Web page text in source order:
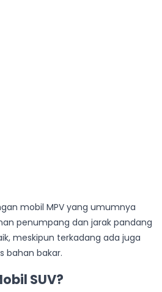
mobil MPV yang umumnya
penumpang dan jarak pandang
meskipun terkadang ada juga
bahan bakar.
SUV?